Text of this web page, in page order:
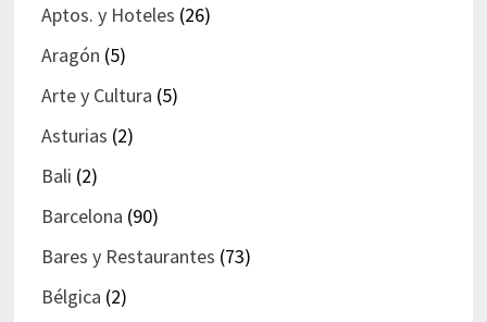
Aptos. y Hoteles (26)
Aragón (5)
Arte y Cultura (5)
Asturias (2)
Bali (2)
Barcelona (90)
Bares y Restaurantes (73)
Bélgica (2)